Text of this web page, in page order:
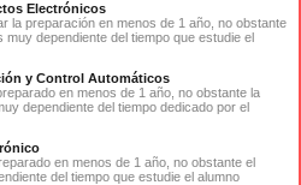
Electrónicos
la preparación en menos de 1 año, no obstante
dependiente del tiempo que estudie el
y Control Automáticos
en menos de 1 año, no obstante la
dependiente del tiempo dedicado por el
en menos de 1 año, no obstante el
del tiempo que estudie el alumno